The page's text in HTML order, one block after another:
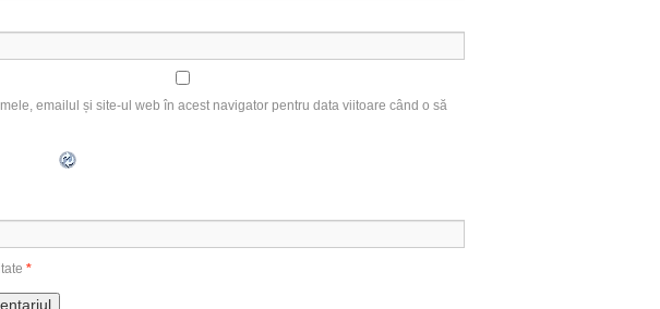
emailul și site-ul web în acest navigator pentru data viitoare când o să
*